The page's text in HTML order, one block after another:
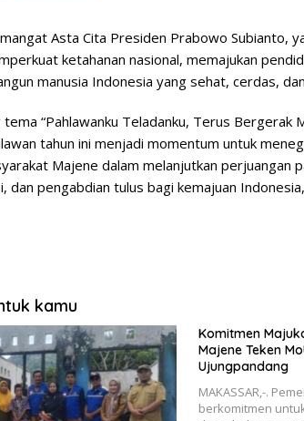
Asta Cita Presiden Prabowo Subianto,
ketahanan nasional, memajukan
manusia Indonesia yang sehat, cerdas,
“Pahlawanku Teladanku, Terus Bergerak
tahun ini menjadi momentum untuk
Majene dalam melanjutkan perjuangan
dan pengabdian tulus bagi kemajuan
kamu
Komitmen
Majene Teken
Ujungpandang
MAKASSAR,-.
berkomitmen